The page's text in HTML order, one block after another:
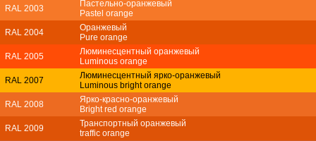
RAL 2003
Пастельно-оранжевый
Pastel orange
RAL 2004
Оранжевый
Pure orange
RAL 2005
Люминесцентный оранжевый
Luminous orange
RAL 2007
Люминесцентный ярко-оранжевый
Luminous bright orange
RAL 2008
Ярко-красно-оранжевый
Bright red orange
RAL 2009
Транспортный оранжевый
traffic orange